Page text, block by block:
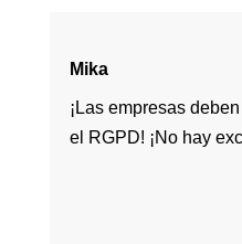
Mika
¡Las empresas
el RGPD! ¡No hay